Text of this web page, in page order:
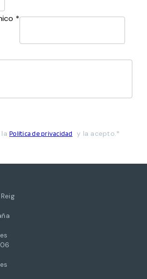
*
Política de privacidad y la acepto.*